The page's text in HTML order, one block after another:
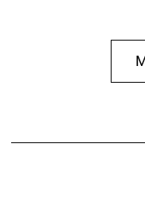
:
:
Bremsscheibe